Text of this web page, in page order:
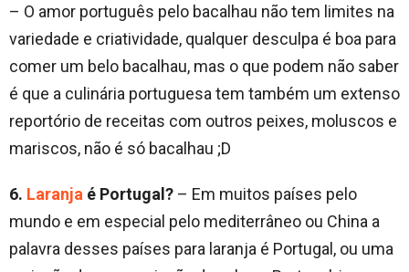
– O amor português pelo bacalhau não tem limites na
variedade e criatividade, qualquer desculpa é boa para
comer um belo bacalhau, mas o que podem não saber
é que a culinária portuguesa tem também um extenso
reportório de receitas com outros peixes, moluscos e
mariscos, não é só bacalhau ;D
6. Laranja é Portugal? – Em muitos países pelo
mundo e em especial pelo mediterrâneo ou China a
palavra desses países para laranja é Portugal, ou uma